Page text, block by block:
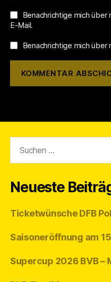
Benachrichtige mich über
E-Mail.
Benachrichtige mich über
nach:
Neueste
Ticketwünsche DFB
Saisoneröffnung am
Supercup 2026 BVB –